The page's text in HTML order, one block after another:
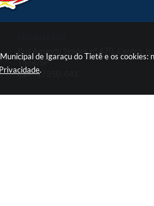
de Igaraçu do Tietê e os cookies:
Privacidade.
Tietê/SP
CEP: 17350-041